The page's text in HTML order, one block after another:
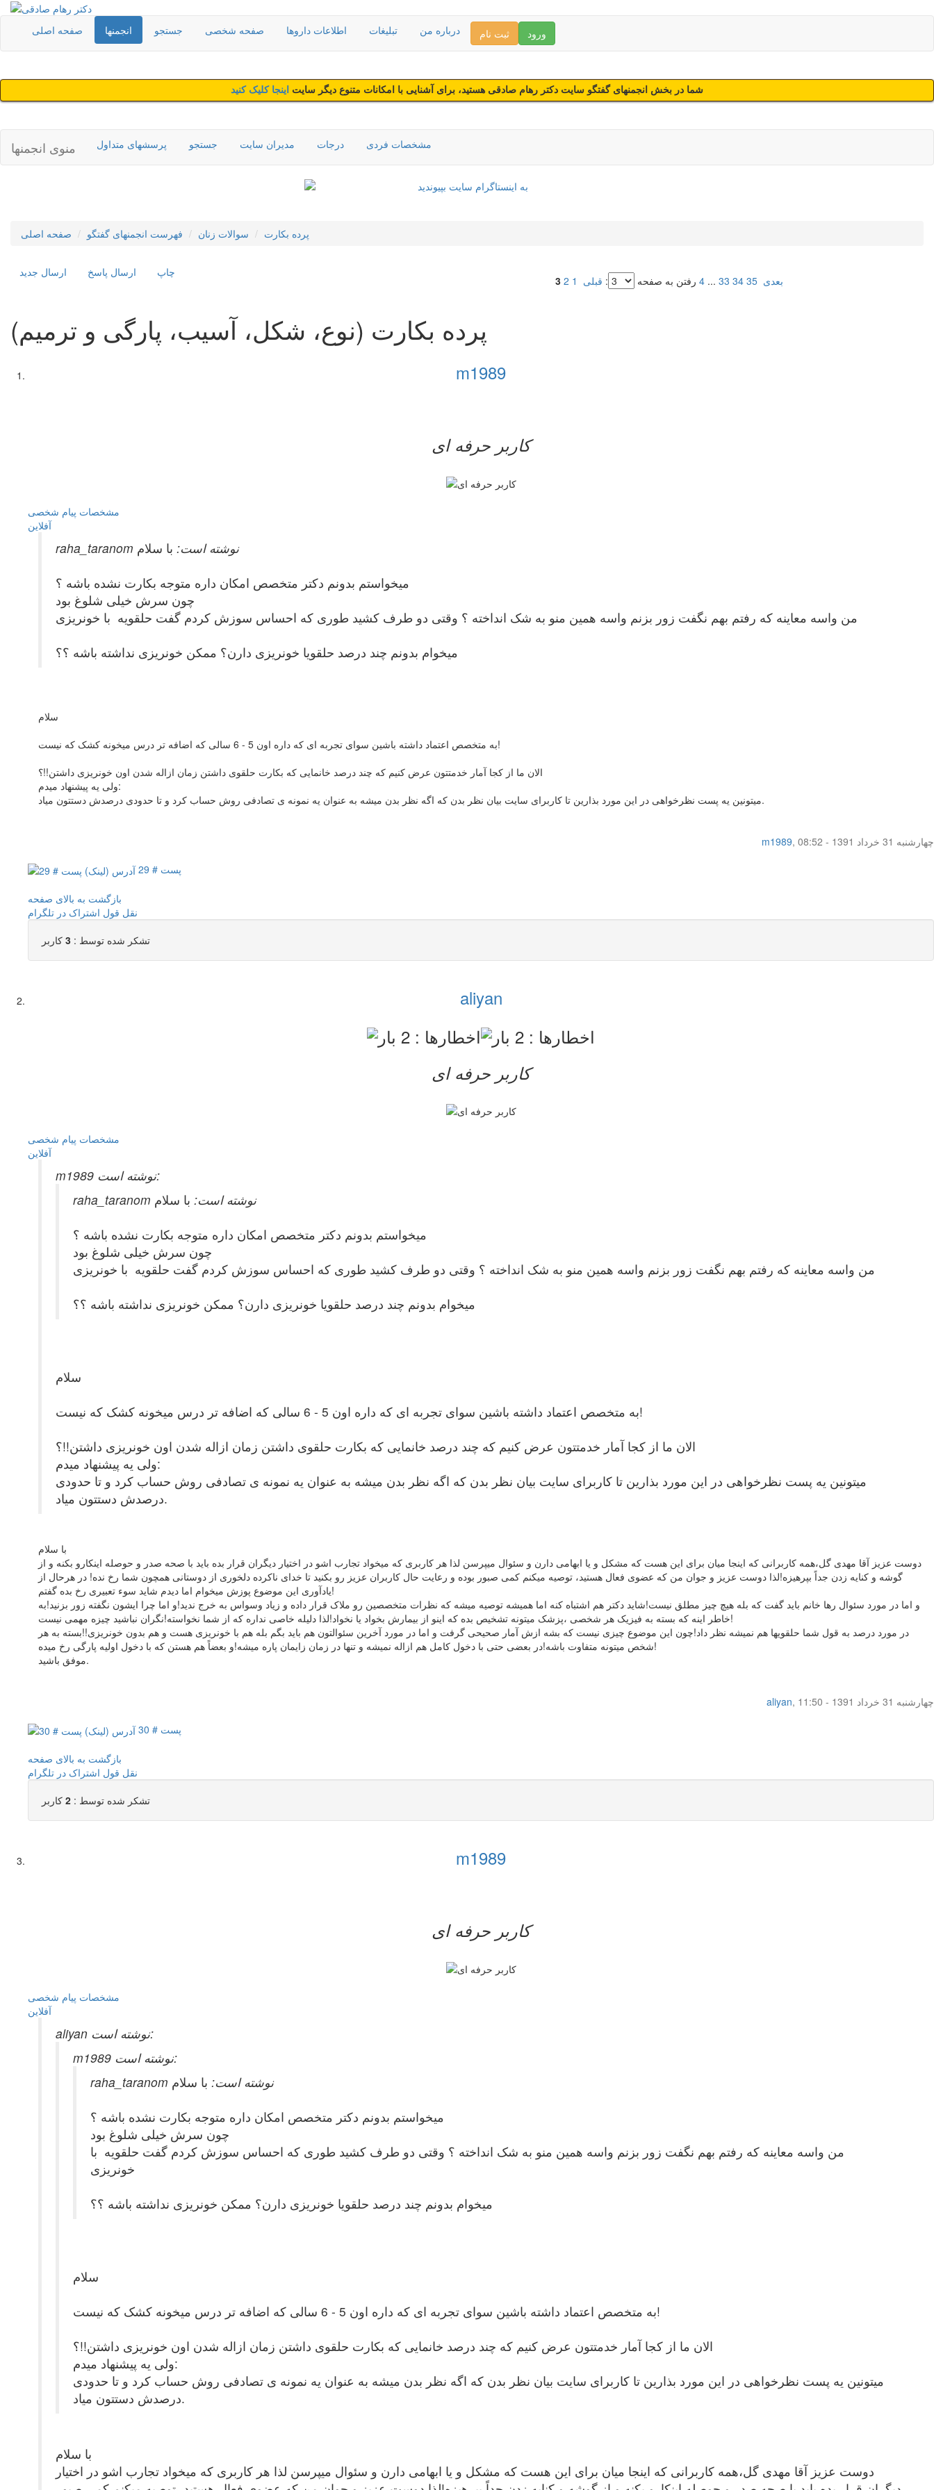
صفحه اصلی انجمنها جستجو صفحه شخصی اطلاعات داروها تبلیغات درباره من ثبت نام ورود
شما در بخش انجمنهای گفتگو سایت دکتر رهام صادقی هستید، برای آشنایی با امکانات متنوع دیگر سایت اینجا کلیک کنید
منوی انجمنها پرسشهای متداول جستجو مدیران سایت درجات مشخصات فردی
صفحه اصلی فهرست انجمنهای گفتگو سوالات زنان پرده بکارت
ارسال جديد ارسال پاسخ چاپ
رفتن به صفحه : قبلی 1
2
3 4 ... 33 34 35 بعدی
پرده بکارت (نوع، شکل، آسیب، پارگی و ترمیم)
m1989
کاربر حرفه ای
مشخصات پیام شخصی
آفلاين
raha_taranom نوشته است: با سلام
میخواستم بدونم دکتر متخصص امکان داره متوجه بکارت نشده باشه ؟
چون سرش خیلی شلوغ بود
من واسه معاینه که رفتم بهم نگفت زور بزنم واسه همین منو به شک انداخته ؟ وقتی دو طرف کشید طوری که احساس سوزش کردم گفت حلقویه با خونریزی
میخوام بدونم چند درصد حلقویا خونریزی دارن؟ ممکن خونریزی نداشته باشه ؟؟
سلام
به متخصص اعتماد داشته باشین سوای تجربه ای که داره اون 5 - 6 سالی که اضافه تر درس میخونه کشک که نیست!
الان ما از کجا آمار خدمتتون عرض کنیم که چند درصد خانمایی که بکارت حلقوی داشتن زمان ازاله شدن اون خونریزی داشتن!!؟
ولی یه پیشنهاد میدم:
میتونین یه پست نظرخواهی در این مورد بذارین تا کاربرای سایت بیان نظر بدن که اگه نظر بدن میشه به عنوان یه نمونه ی تصادفی روش حساب کرد و تا حدودی درصدش دستتون میاد.
m1989,
چهار‌شنبه 31 خرداد 1391 - 08:52
پست # 29
بازگشت به بالای صفحه
نقل قول اشتراک در تلگرام
تشکر شده توسط : 3 کاربر
aliyan
کاربر حرفه ای
مشخصات پیام شخصی
آفلاين
m1989 نوشته است:
raha_taranom نوشته است: با سلام
میخواستم بدونم دکتر متخصص امکان داره متوجه بکارت نشده باشه ؟
چون سرش خیلی شلوغ بود
من واسه معاینه که رفتم بهم نگفت زور بزنم واسه همین منو به شک انداخته ؟ وقتی دو طرف کشید طوری که احساس سوزش کردم گفت حلقویه با خونریزی
میخوام بدونم چند درصد حلقویا خونریزی دارن؟ ممکن خونریزی نداشته باشه ؟؟
سلام
به متخصص اعتماد داشته باشین سوای تجربه ای که داره اون 5 - 6 سالی که اضافه تر درس میخونه کشک که نیست!
الان ما از کجا آمار خدمتتون عرض کنیم که چند درصد خانمایی که بکارت حلقوی داشتن زمان ازاله شدن اون خونریزی داشتن!!؟
ولی یه پیشنهاد میدم:
میتونین یه پست نظرخواهی در این مورد بذارین تا کاربرای سایت بیان نظر بدن که اگه نظر بدن میشه به عنوان یه نمونه ی تصادفی روش حساب کرد و تا حدودی
درصدش دستتون میاد.
با سلام
دوست عزیز آقا مهدی گل،همه کاربرانی که اینجا میان برای این هست که مشکل و یا ابهامی دارن و سئوال میپرسن لذا هر کاربری که میخواد تجارب اشو در اختیار دیگران قرار بده باید با صحه صدر و حوصله اینکارو بکنه و از
گوشه و کنایه زدن جداً بپرهیزه!لذا دوست عزیز و جوان من که عضوی فعال هستید، توصیه میکنم کمی صبور بوده و رعایت حال کاربران عزیز رو بکنید تا خدای ناکرده دلخوری از دوستانی همچون شما رخ نده! در هرحال از
یادآوری این موضوع پوزش میخوام اما دیدم شاید سوء تعبیری رخ بده گفتم!
و اما در مورد سئوال رها خانم باید گفت که بله هیچ چیز مطلق نیست!شاید دکتر هم اشتباه کنه اما همیشه توصیه میشه که نظرات متخصصین رو ملاک قرار داده و زیاد وسواس به خرج ندید!و اما چرا ایشون نگفته زور بزنید!به
خاطر اینه که بسته به فیزیک هر شخصی ،پزشک میتونه تشخیص بده که اینو از بیمارش بخواد یا نخواد!لذا دلیله خاصی نداره که از شما نخواسته!نگران نباشید چیزه مهمی نیست!
در مورد درصد به قول شما حلقویها هم نمیشه نظر داد!چون این موضوع چیزی نیست که بشه ازش آمار صحیحی گرفت و اما در مورد آخرین سئوالتون هم باید بگم بله هم با خونریزی هست و هم بدون خونریزی!!بسته به هر
شخص میتونه متفاوت باشه!در بعضی حتی با دخول کامل هم ازاله نمیشه و تنها در زمان زایمان پاره میشه!و بعضاً هم هستن که با دخول اولیه پارگی رخ میده!
موفق باشید.
aliyan,
چهار‌شنبه 31 خرداد 1391 - 11:50
پست # 30
بازگشت به بالای صفحه
نقل قول اشتراک در تلگرام
تشکر شده توسط : 2 کاربر
m1989
کاربر حرفه ای
مشخصات پیام شخصی
آفلاين
aliyan نوشته است:
m1989 نوشته است:
raha_taranom نوشته است: با سلام
میخواستم بدونم دکتر متخصص امکان داره متوجه بکارت نشده باشه ؟
چون سرش خیلی شلوغ بود
من واسه معاینه که رفتم بهم نگفت زور بزنم واسه همین منو به شک انداخته ؟ وقتی دو طرف کشید طوری که احساس سوزش کردم گفت حلقویه با
خونریزی
میخوام بدونم چند درصد حلقویا خونریزی دارن؟ ممکن خونریزی نداشته باشه ؟؟
سلام
به متخصص اعتماد داشته باشین سوای تجربه ای که داره اون 5 - 6 سالی که اضافه تر درس میخونه کشک که نیست!
الان ما از کجا آمار خدمتتون عرض کنیم که چند درصد خانمایی که بکارت حلقوی داشتن زمان ازاله شدن اون خونریزی داشتن!!؟
ولی یه پیشنهاد میدم:
میتونین یه پست نظرخواهی در این مورد بذارین تا کاربرای سایت بیان نظر بدن که اگه نظر بدن میشه به عنوان یه نمونه ی تصادفی روش حساب کرد و تا حدودی
درصدش دستتون میاد.
با سلام
دوست عزیز آقا مهدی گل،همه کاربرانی که اینجا میان برای این هست که مشکل و یا ابهامی دارن و سئوال میپرسن لذا هر کاربری که میخواد تجارب اشو در اختیار